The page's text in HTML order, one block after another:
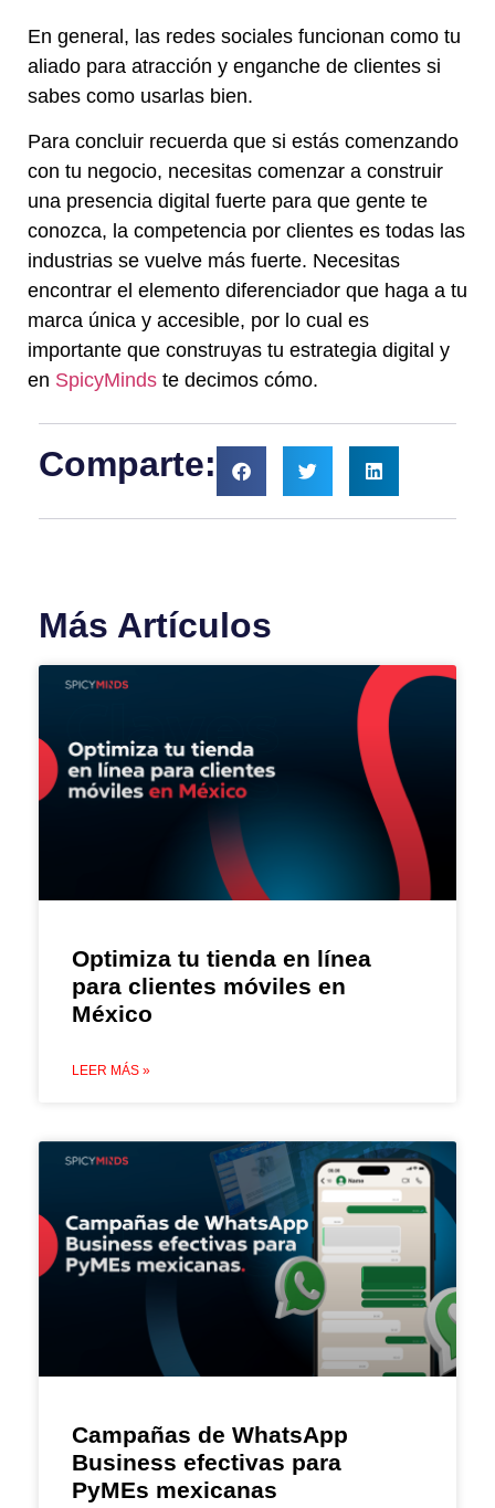
En general, las redes sociales funcionan como tu
aliado para atracción y enganche de clientes si
sabes como usarlas bien.
Para concluir recuerda que si estás comenzando
con tu negocio, necesitas comenzar a construir
una presencia digital fuerte para que gente te
conozca, la competencia por clientes es todas las
industrias se vuelve más fuerte. Necesitas
encontrar el elemento diferenciador que haga a tu
marca única y accesible, por lo cual es
importante que construyas tu estrategia digital y
en SpicyMinds te decimos cómo.
Comparte:
Más Artículos
Optimiza tu tienda en línea
para clientes móviles en
México
LEER MÁS »
Campañas de WhatsApp
Business efectivas para
PyMEs mexicanas